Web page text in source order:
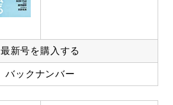
最新号を購入する
バックナンバー